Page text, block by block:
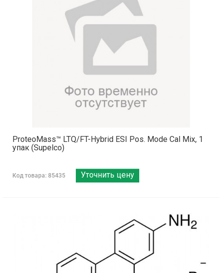
ProteoMass™ LTQ/FT-Hybrid ESI Pos. Mode Cal Mix, 1
упак (Supelco)
Код товара: 85435 Уточнить цену